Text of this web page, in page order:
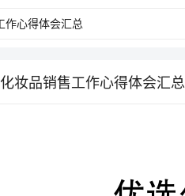
化妆品销售工作心得体会汇总